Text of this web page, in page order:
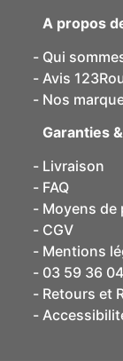
A propos
Qui
Avis
Nos
Garanties
Livraison
FAQ
Moyens de
CGV
Mentions
03 59 36
Retours et